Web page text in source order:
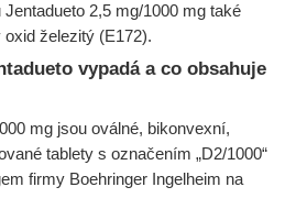
2,5 mg/1000 mg také
železitý (E172).
vypadá a co obsahuje
mg jsou oválné, bikonvexní,
tablety s označením „D2/1000“
firmy Boehringer Ingelheim na